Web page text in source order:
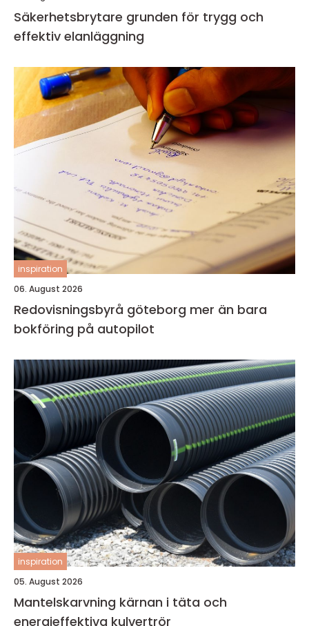
Säkerhetsbrytare grunden för trygg och
effektiv elanläggning
inspiration
06. August 2026
Redovisningsbyrå göteborg mer än bara
bokföring på autopilot
inspiration
05. August 2026
Mantelskarvning kärnan i täta och
energieffektiva kulvertrör